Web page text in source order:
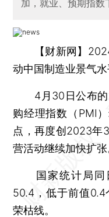
加，就业、预期指数
【财新网】
动中国制造业景气水
4月30日公布的
购经理指数（PMI
点，再度创2023年
营活动继续加快扩张
国家统计局同
50.4，低于前值
荣枯线。